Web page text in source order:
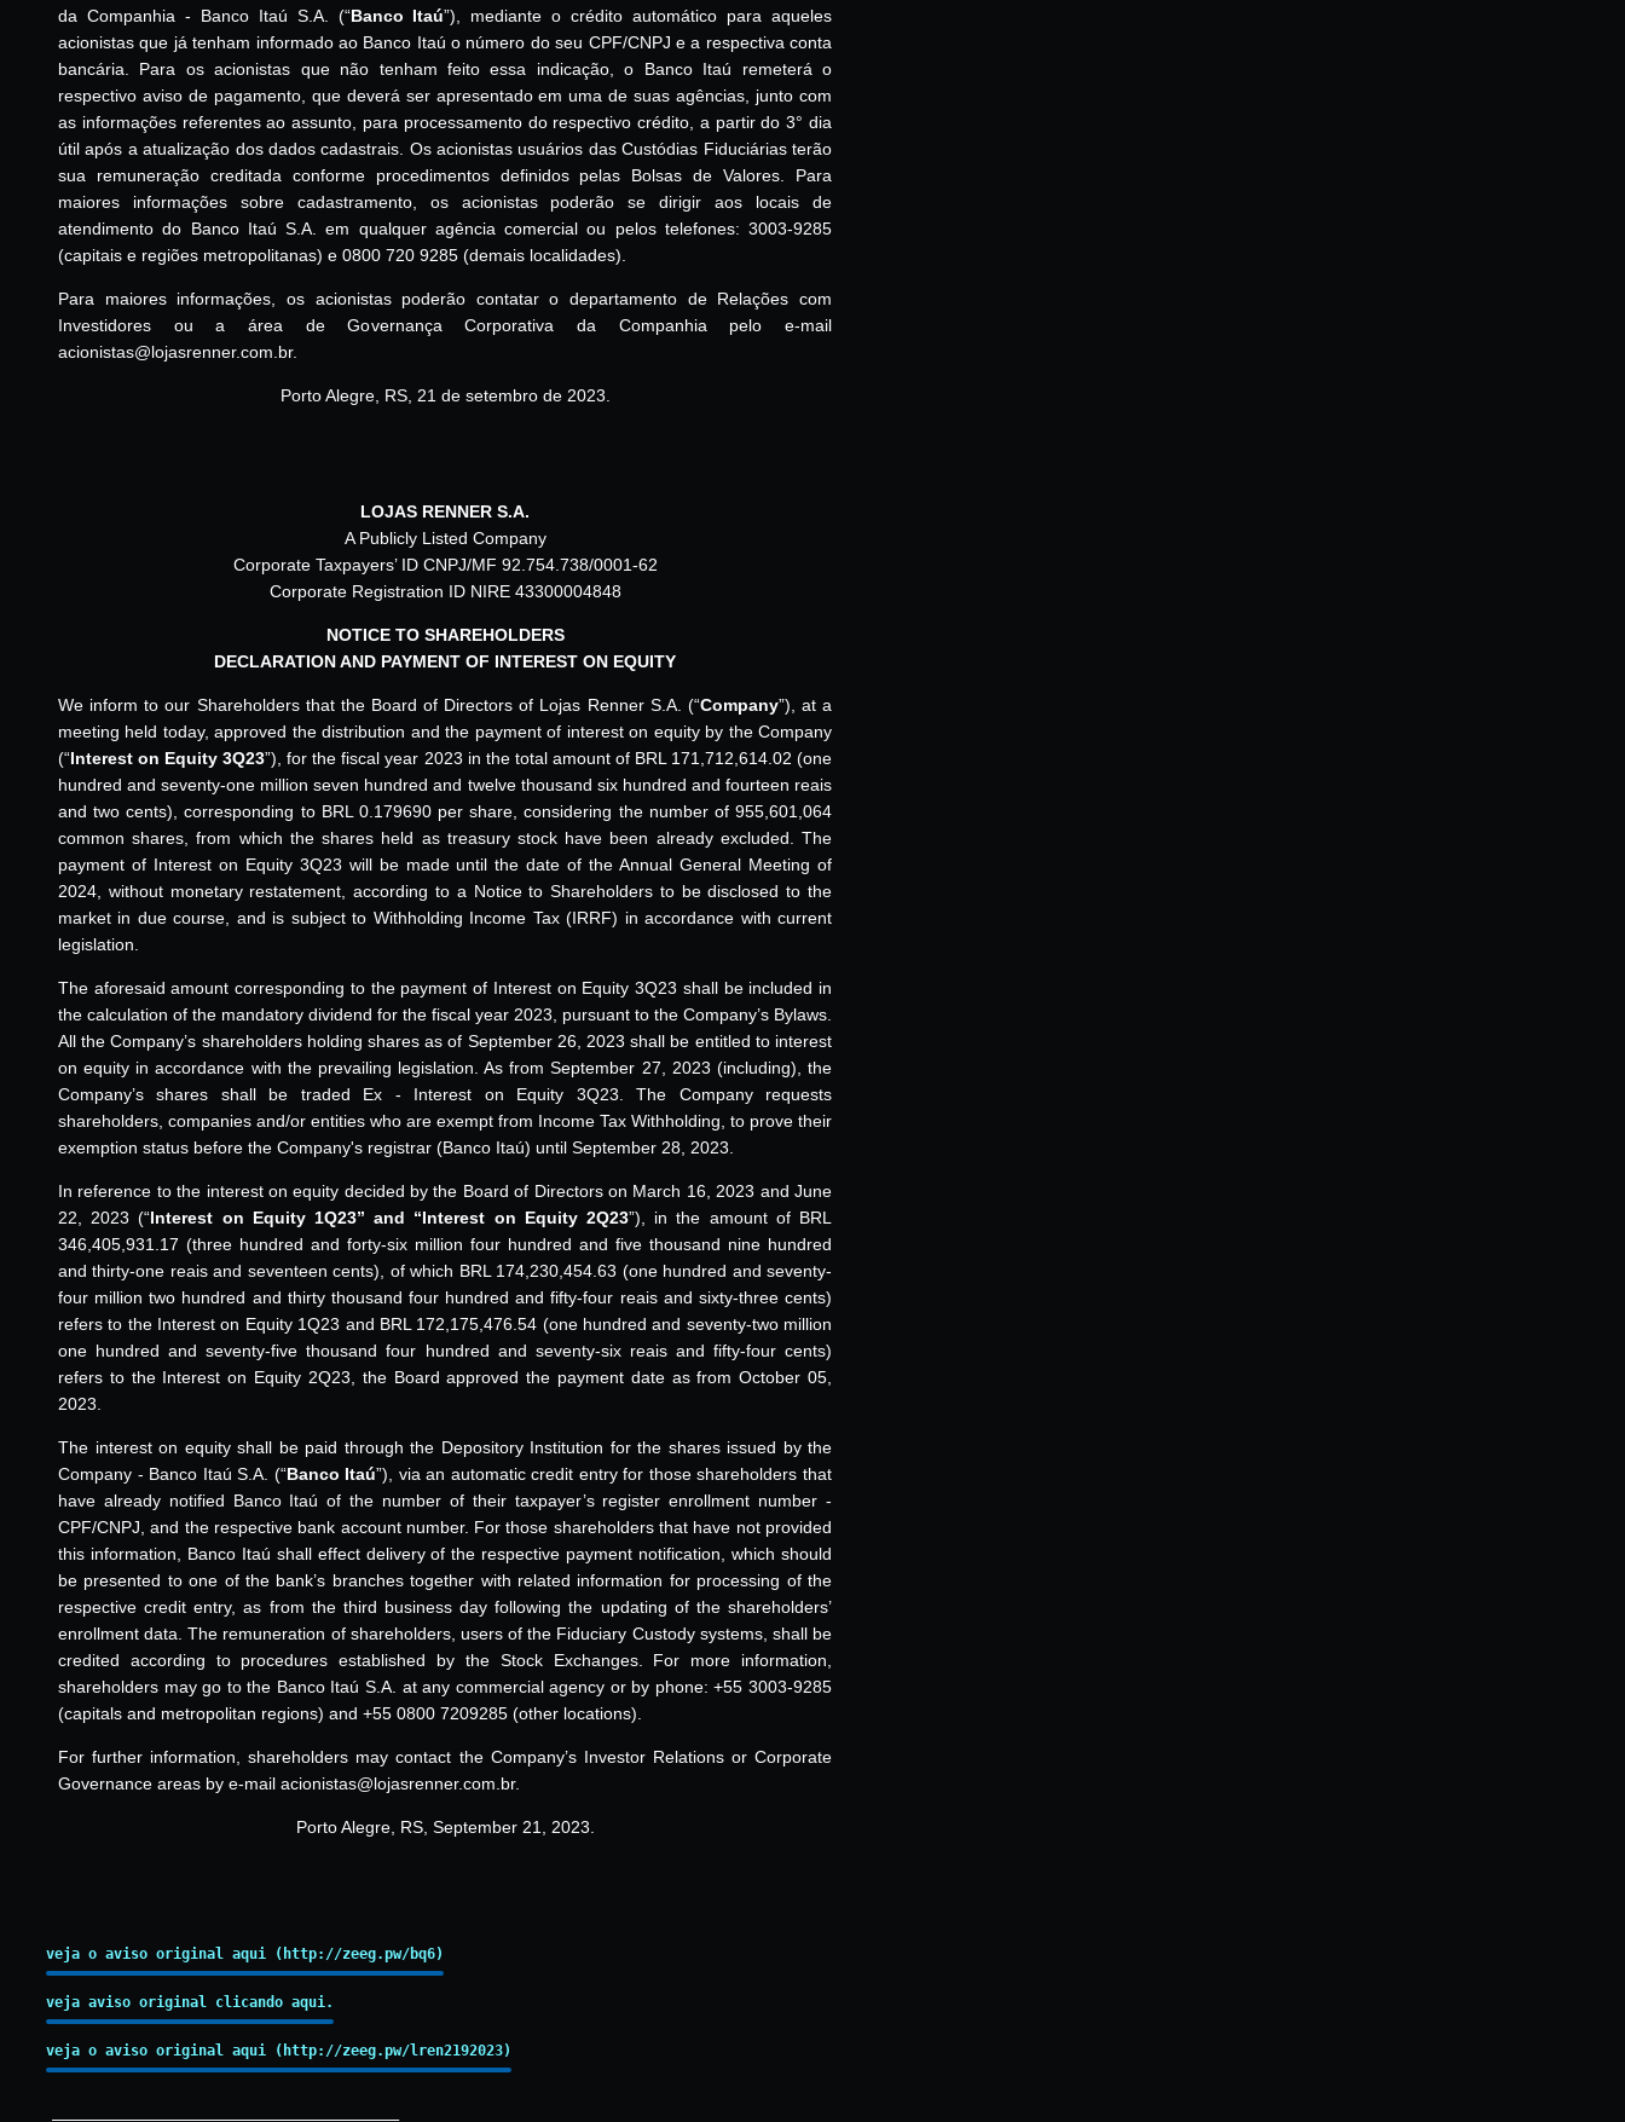
da Companhia - Banco Itaú S.A. (“Banco Itaú”), mediante o crédito automático para aqueles
acionistas que já tenham informado ao Banco Itaú o número do seu CPF/CNPJ e a respectiva conta
bancária. Para os acionistas que não tenham feito essa indicação, o Banco Itaú remeterá o
respectivo aviso de pagamento, que deverá ser apresentado em uma de suas agências, junto com
as informações referentes ao assunto, para processamento do respectivo crédito, a partir do 3° dia
útil após a atualização dos dados cadastrais. Os acionistas usuários das Custódias Fiduciárias terão
sua remuneração creditada conforme procedimentos definidos pelas Bolsas de Valores. Para
maiores informações sobre cadastramento, os acionistas poderão se dirigir aos locais de
atendimento do Banco Itaú S.A. em qualquer agência comercial ou pelos telefones: 3003-9285
(capitais e regiões metropolitanas) e 0800 720 9285 (demais localidades).
Para maiores informações, os acionistas poderão contatar o departamento de Relações com
Investidores ou a área de Governança Corporativa da Companhia pelo e-mail
acionistas@lojasrenner.com.br.
Porto Alegre, RS, 21 de setembro de 2023.
LOJAS RENNER S.A.
A Publicly Listed Company
Corporate Taxpayers’ ID CNPJ/MF 92.754.738/0001-62
Corporate Registration ID NIRE 43300004848
NOTICE TO SHAREHOLDERS
DECLARATION AND PAYMENT OF INTEREST ON EQUITY
We inform to our Shareholders that the Board of Directors of Lojas Renner S.A. (“Company”), at a
meeting held today, approved the distribution and the payment of interest on equity by the Company
(“Interest on Equity 3Q23”), for the fiscal year 2023 in the total amount of BRL 171,712,614.02 (one
hundred and seventy-one million seven hundred and twelve thousand six hundred and fourteen reais
and two cents), corresponding to BRL 0.179690 per share, considering the number of 955,601,064
common shares, from which the shares held as treasury stock have been already excluded. The
payment of Interest on Equity 3Q23 will be made until the date of the Annual General Meeting of
2024, without monetary restatement, according to a Notice to Shareholders to be disclosed to the
market in due course, and is subject to Withholding Income Tax (IRRF) in accordance with current
legislation.
The aforesaid amount corresponding to the payment of Interest on Equity 3Q23 shall be included in
the calculation of the mandatory dividend for the fiscal year 2023, pursuant to the Company’s Bylaws.
All the Company’s shareholders holding shares as of September 26, 2023 shall be entitled to interest
on equity in accordance with the prevailing legislation. As from September 27, 2023 (including), the
Company’s shares shall be traded Ex - Interest on Equity 3Q23. The Company requests
shareholders, companies and/or entities who are exempt from Income Tax Withholding, to prove their
exemption status before the Company's registrar (Banco Itaú) until September 28, 2023.
In reference to the interest on equity decided by the Board of Directors on March 16, 2023 and June
22, 2023 (“Interest on Equity 1Q23” and “Interest on Equity 2Q23”), in the amount of BRL
346,405,931.17 (three hundred and forty-six million four hundred and five thousand nine hundred
and thirty-one reais and seventeen cents), of which BRL 174,230,454.63 (one hundred and seventy-
four million two hundred and thirty thousand four hundred and fifty-four reais and sixty-three cents)
refers to the Interest on Equity 1Q23 and BRL 172,175,476.54 (one hundred and seventy-two million
one hundred and seventy-five thousand four hundred and seventy-six reais and fifty-four cents)
refers to the Interest on Equity 2Q23, the Board approved the payment date as from October 05,
2023.
The interest on equity shall be paid through the Depository Institution for the shares issued by the
Company - Banco Itaú S.A. (“Banco Itaú”), via an automatic credit entry for those shareholders that
have already notified Banco Itaú of the number of their taxpayer’s register enrollment number -
CPF/CNPJ, and the respective bank account number. For those shareholders that have not provided
this information, Banco Itaú shall effect delivery of the respective payment notification, which should
be presented to one of the bank’s branches together with related information for processing of the
respective credit entry, as from the third business day following the updating of the shareholders’
enrollment data. The remuneration of shareholders, users of the Fiduciary Custody systems, shall be
credited according to procedures established by the Stock Exchanges. For more information,
shareholders may go to the Banco Itaú S.A. at any commercial agency or by phone: +55 3003-9285
(capitals and metropolitan regions) and +55 0800 7209285 (other locations).
For further information, shareholders may contact the Company’s Investor Relations or Corporate
Governance areas by e-mail acionistas@lojasrenner.com.br.
Porto Alegre, RS, September 21, 2023.
veja o aviso original aqui (http://zeeg.pw/bq6)
veja aviso original clicando aqui.
veja o aviso original aqui (http://zeeg.pw/lren2192023)